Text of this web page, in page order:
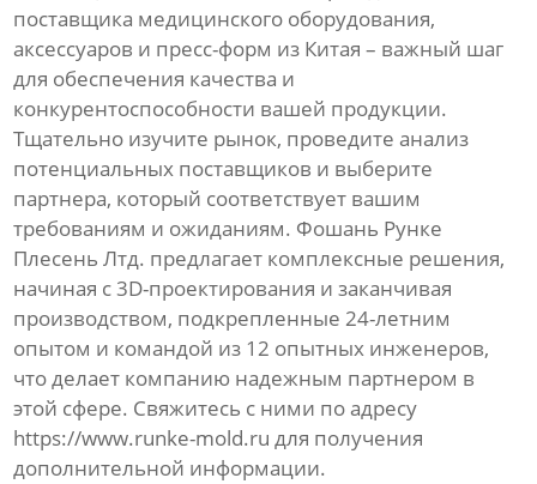
поставщика медицинского оборудования,
аксессуаров и пресс-форм из Китая – важный шаг
для обеспечения качества и
конкурентоспособности вашей продукции.
Тщательно изучите рынок, проведите анализ
потенциальных поставщиков и выберите
партнера, который соответствует вашим
требованиям и ожиданиям. Фошань Рунке
Плесень Лтд. предлагает комплексные решения,
начиная с 3D-проектирования и заканчивая
производством, подкрепленные 24-летним
опытом и командой из 12 опытных инженеров,
что делает компанию надежным партнером в
этой сфере. Свяжитесь с ними по адресу
https://www.runke-mold.ru для получения
дополнительной информации.